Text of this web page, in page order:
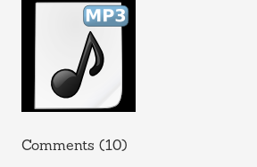
Comments (10)